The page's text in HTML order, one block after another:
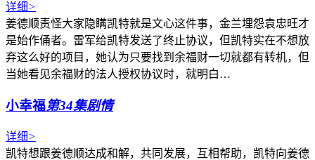
详细>
姜德顺责怪大家隐瞒凯特就是文心这件事，金兰埋怨袁忠旺才
是始作俑者。雷军给凯特发送了终止协议，但凯特实在不想放
弃这么好的项目，她认为只要找到余福财一切就都有转机，但
当她看见余福财的法人授权协议时，就明白…
小幸福第34集剧情
详细>
凯特想跟姜德顺达成和解，共同发展，互相帮助，凯特向姜德